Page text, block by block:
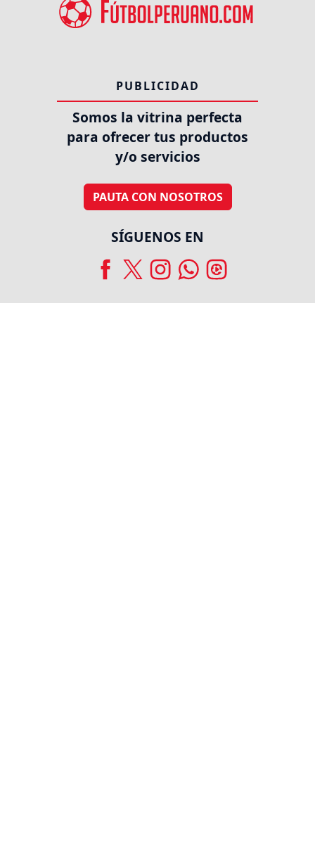
PUBLICIDAD
Somos la vitrina perfecta
para ofrecer tus productos
y/o servicios
PAUTA CON NOSOTROS
SÍGUENOS EN